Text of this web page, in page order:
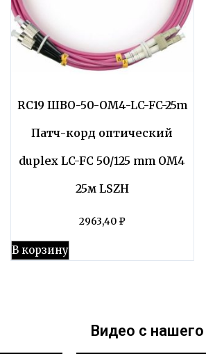
RC19 ШВО-50-OM4-LC-FC-25m
Патч-корд оптический
duplex LC-FC 50/125 mm OM4
25м LSZH
2963,40 ₽
В корзину
Видео с